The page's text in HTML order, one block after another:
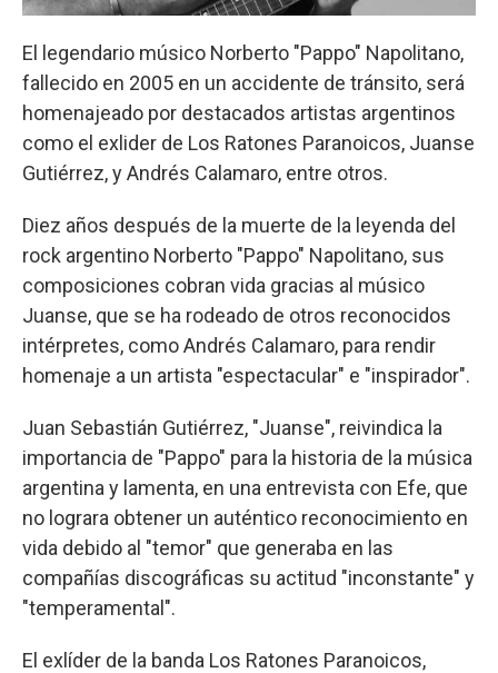
El legendario músico Norberto "Pappo" Napolitano,
fallecido en 2005 en un accidente de tránsito, será
homenajeado por destacados artistas argentinos
como el exlider de Los Ratones Paranoicos, Juanse
Gutiérrez, y Andrés Calamaro, entre otros.
Diez años después de la muerte de la leyenda del
rock argentino Norberto "Pappo" Napolitano, sus
composiciones cobran vida gracias al músico
Juanse, que se ha rodeado de otros reconocidos
intérpretes, como Andrés Calamaro, para rendir
homenaje a un artista "espectacular" e "inspirador".
Juan Sebastián Gutiérrez, "Juanse", reivindica la
importancia de "Pappo" para la historia de la música
argentina y lamenta, en una entrevista con Efe, que
no lograra obtener un auténtico reconocimiento en
vida debido al "temor" que generaba en las
compañías discográficas su actitud "inconstante" y
"temperamental".
El exlíder de la banda Los Ratones Paranoicos,